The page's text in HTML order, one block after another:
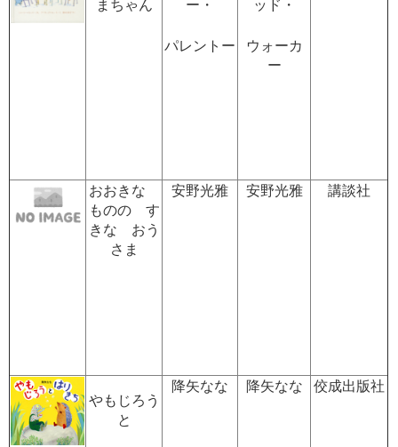
まちゃん
ー・
パレントー
ッド・
ウォーカ
ー
おおきな
ものの す
きな おう
さま
安野光雅 安野光雅 講談社
やもじろう
と
降矢なな 降矢なな 佼成出版社